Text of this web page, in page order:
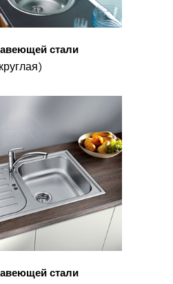
стали
стали